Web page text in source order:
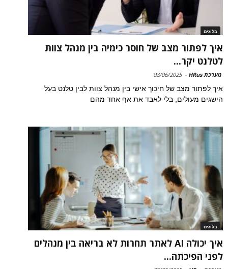
בלוגים
איך לפתור מצב של חוסר כימיה בין מנהל צוות
לטלנט יקר...
מערכת HRus -
03/06/2025
איך לפתור מצב של חיכוך אישי בין מנהל צוות לבין טלנט בעל
הישגים מעולים, בלי לאבד את אף אחד מהם
בלוגים
איך יכולה AI לאתר תחרות לא בריאה בין מנהלים
לפני הפיכתה...